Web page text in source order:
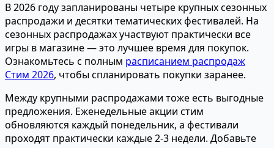
В 2026 году запланированы четыре крупных сезонных
распродажи и десятки тематических фестивалей. На
сезонных распродажах участвуют практически все
игры в магазине — это лучшее время для покупок.
Ознакомьтесь с полным расписанием распродаж
Стим 2026, чтобы спланировать покупки заранее.
Между крупными распродажами тоже есть выгодные
предложения. Еженедельные акции стим
обновляются каждый понедельник, а фестивали
проходят практически каждые 2-3 недели. Добавьте